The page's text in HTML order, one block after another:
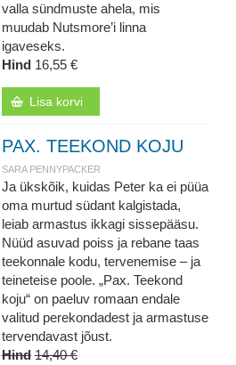
valla sündmuste ahela, mis
muudab Nutsmore’i linna
igaveseks.
Hind 16,55 €
Lisa korvi
PAX. TEEKOND KOJU
SARA PENNYPACKER
Ja ükskõik, kuidas Peter ka ei püüa
oma murtud südant kalgistada,
leiab armastus ikkagi sissepääsu.
Nüüd asuvad poiss ja rebane taas
teekonnale kodu, tervenemise – ja
teineteise poole. „Pax. Teekond
koju“ on paeluv romaan endale
valitud perekondadest ja armastuse
tervendavast jõust.
Hind 14,40 €